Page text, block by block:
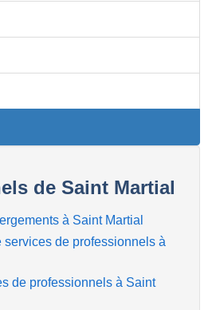
de Saint Martial
à Saint Martial
services de professionnels à
de professionnels à Saint